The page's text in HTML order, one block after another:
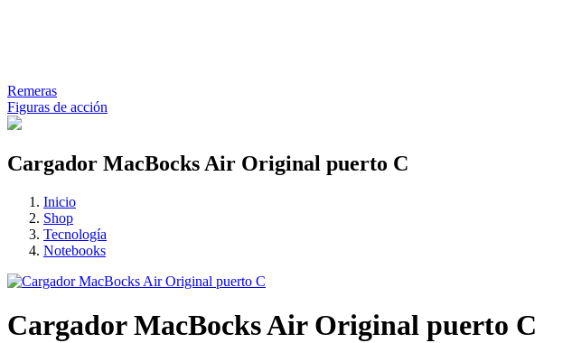
Remeras
Figuras de acción
Cargador MacBocks Air Original puerto C
Inicio
Shop
Tecnología
Notebooks
Cargador MacBocks Air Original puerto C